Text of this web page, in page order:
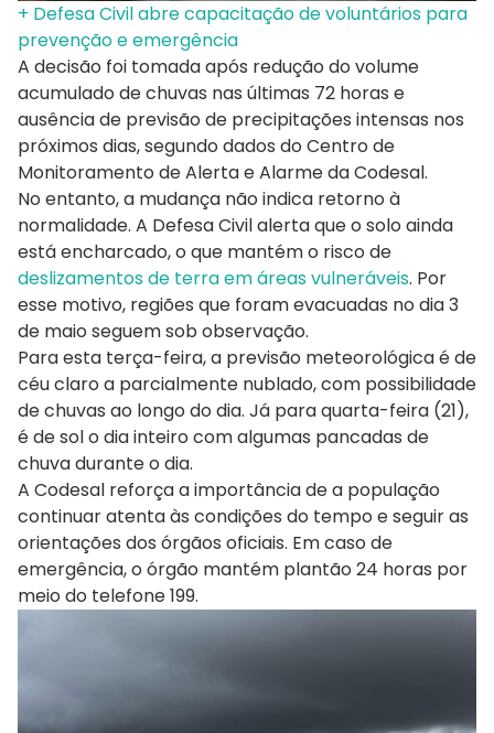
+ Defesa Civil abre capacitação de voluntários para
prevenção e emergência
A decisão foi tomada após redução do volume
acumulado de chuvas nas últimas 72 horas e
ausência de previsão de precipitações intensas nos
próximos dias, segundo dados do Centro de
Monitoramento de Alerta e Alarme da Codesal.
No entanto, a mudança não indica retorno à
normalidade. A Defesa Civil alerta que o solo ainda
está encharcado, o que mantém o risco de
deslizamentos de terra em áreas vulneráveis. Por
esse motivo, regiões que foram evacuadas no dia 3
de maio seguem sob observação.
Para esta terça-feira, a previsão meteorológica é de
céu claro a parcialmente nublado, com possibilidade
de chuvas ao longo do dia. Já para quarta-feira (21),
é de sol o dia inteiro com algumas pancadas de
chuva durante o dia.
A Codesal reforça a importância de a população
continuar atenta às condições do tempo e seguir as
orientações dos órgãos oficiais. Em caso de
emergência, o órgão mantém plantão 24 horas por
meio do telefone 199.